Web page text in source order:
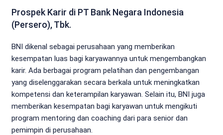
Prospek Karir di PT Bank Negara Indonesia
(Persero), Tbk.
BNI dikenal sebagai perusahaan yang memberikan
kesempatan luas bagi karyawannya untuk mengembangkan
karir. Ada berbagai program pelatihan dan pengembangan
yang diselenggarakan secara berkala untuk meningkatkan
kompetensi dan keterampilan karyawan. Selain itu, BNI juga
memberikan kesempatan bagi karyawan untuk mengikuti
program mentoring dan coaching dari para senior dan
pemimpin di perusahaan.